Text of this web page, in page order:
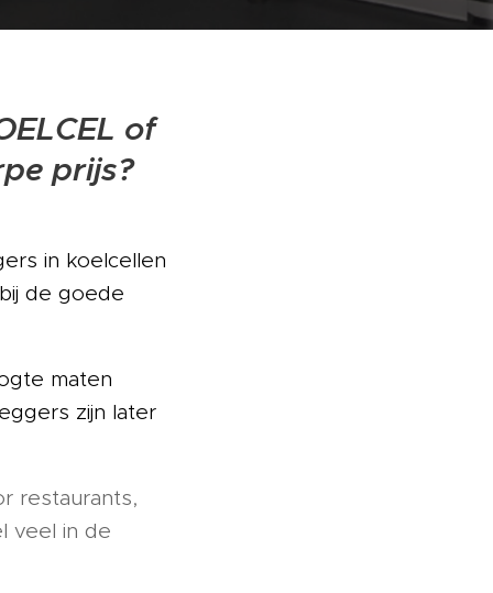
of
prijs?
in koelcellen
de goede
maten
zijn later
restaurants,
veel in de